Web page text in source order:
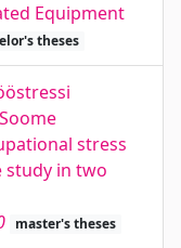
Equipment
theses
stress
study in two
master's theses